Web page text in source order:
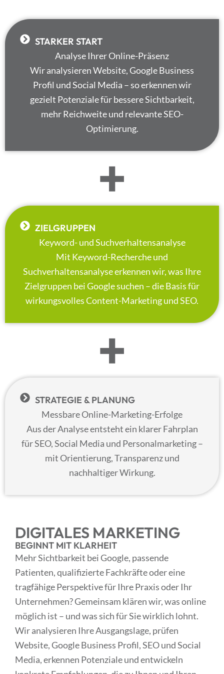
STARKER START
Analyse Ihrer Online-Präsenz
Wir analysieren Website, Google Business
Profil und Social Media – so erkennen wir
gezielt Potenziale für bessere Sichtbarkeit,
mehr Reichweite und relevante SEO-
Optimierung.
+
ZIELGRUPPEN
Keyword- und Suchverhaltensanalyse
Mit Keyword-Recherche und
Suchverhaltensanalyse erkennen wir, was Ihre
Zielgruppen bei Google suchen – die Basis für
wirkungsvolles Content-Marketing und SEO.
+
STRATEGIE & PLANUNG
Messbare Online-Marketing-Erfolge
Aus der Analyse entsteht ein klarer Fahrplan
für SEO, Social Media und Personalmarketing –
mit Orientierung, Transparenz und
nachhaltiger Wirkung.
DIGITALES MARKETING
BEGINNT MIT KLARHEIT
Mehr Sichtbarkeit bei Google, passende
Patienten, qualifizierte Fachkräfte oder eine
tragfähige Perspektive für Ihre Praxis oder Ihr
Unternehmen? Gemeinsam klären wir, was online
möglich ist – und was sich für Sie wirklich lohnt.
Wir analysieren Ihre Ausgangslage, prüfen
Website, Google Business Profil, SEO und Social
Media, erkennen Potenziale und entwickeln